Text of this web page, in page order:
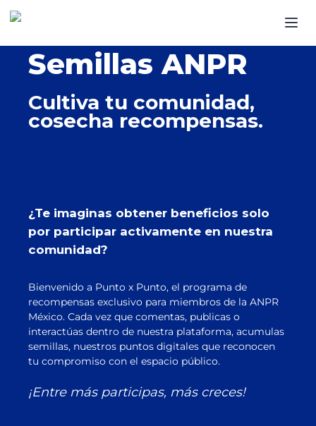
Semillas ANPR
Cultiva tu comunidad,
cosecha recompensas.
¿Te imaginas obtener beneficios solo
por participar activamente en nuestra
comunidad?
Bienvenido a Punto x Punto, el programa de
recompensas exclusivo para miembros de la ANPR
México. Cada vez que comentas, publicas o
interactúas dentro de nuestra plataforma, acumulas
semillas, nuestros puntos digitales que reconocen
tu compromiso con el espacio público.
¡Entre más participas, más creces!